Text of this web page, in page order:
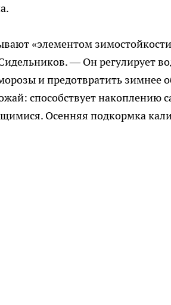
«элементом
— Он регулирует
и предотвратить зимнее
способствует накоплению
Осенняя подкормка